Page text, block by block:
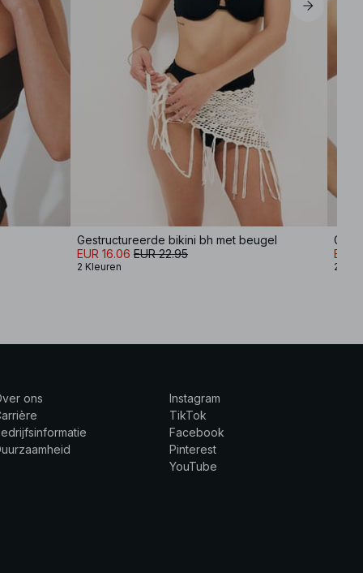
Gestructureerde bikini bh met beugel
EUR 16.06 EUR 22.95
2 Kleuren
EUR
2
ons
Instagram
TikTok
Facebook
Pinterest
YouTube